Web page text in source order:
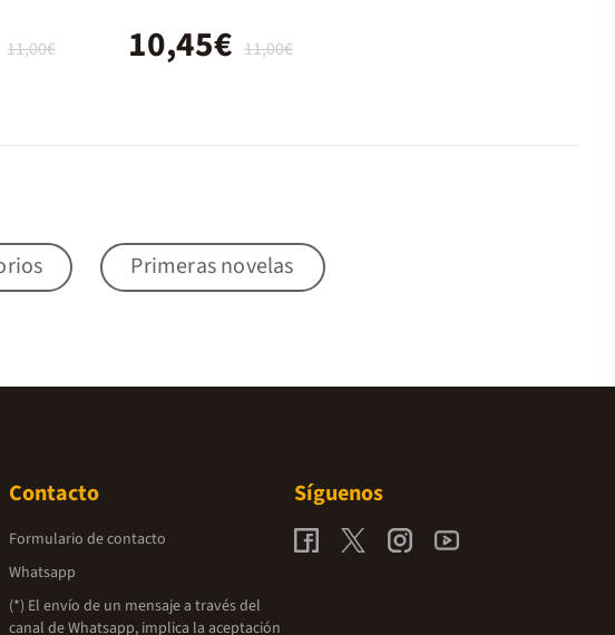
11,00€ 11,00€
10,45€
Primeras novelas
Contacto
Formulario de contacto
Whatsapp
(*) El envío de un mensaje a través del
canal de Whatsapp, implica la aceptación
Síguenos